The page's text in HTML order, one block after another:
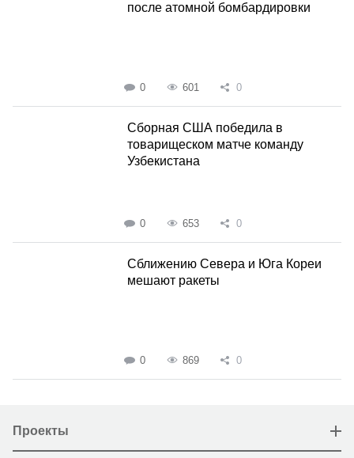
после атомной бомбардировки
0 601 0
Сборная США победила в
товарищеском матче команду
Узбекистана
0 653 0
Сближению Севера и Юга Кореи
мешают ракеты
0 869 0
Проекты